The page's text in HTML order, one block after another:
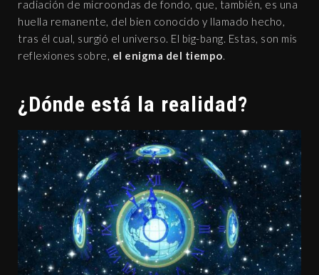
radiación de microondas de fondo, que, también, es una
huella remanente, del bien conocido y llamado hecho,
tras él cual, surgió el universo. El big-bang. Estas, son mis
reflexiones sobre, el enigma del tiempo.
¿Dónde está la realidad?